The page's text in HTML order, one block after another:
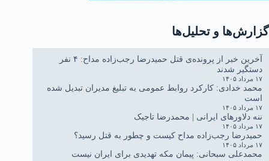
گزارش‌ها و تحلیل‌ها
آخرین خبر از پرونده‌ی قتل حمیدرضا رجب‌زاده مداح: ۴ نفر
دستگیر شدند
۱۷ مرداد ۱۴۰۵
محمد خدادی: کارکرد روابط عمومی به تبلیغ مدیران تبدیل شده
است
۱۷ مرداد ۱۴۰۵
ننه دلاورهای ایرانی | محمدرضا تاجیک
۱۷ مرداد ۱۴۰۵
حمیدرضا رجب‌زاده مداح کیست و چطور به قتل رسید؟
۱۷ مرداد ۱۴۰۵
محمدعلی سبحانی: پیمان مکه تهدیدی برای ایران نیست